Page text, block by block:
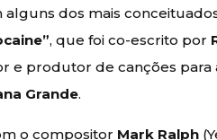
dos mais
, que foi co-escrito por
e produtor de canções
Grande.
o compositor Mark Ralph